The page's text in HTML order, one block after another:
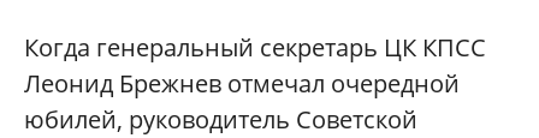
Когда генеральный секретарь ЦК КПСС
Леонид Брежнев отмечал очередной
юбилей, руководитель Советской